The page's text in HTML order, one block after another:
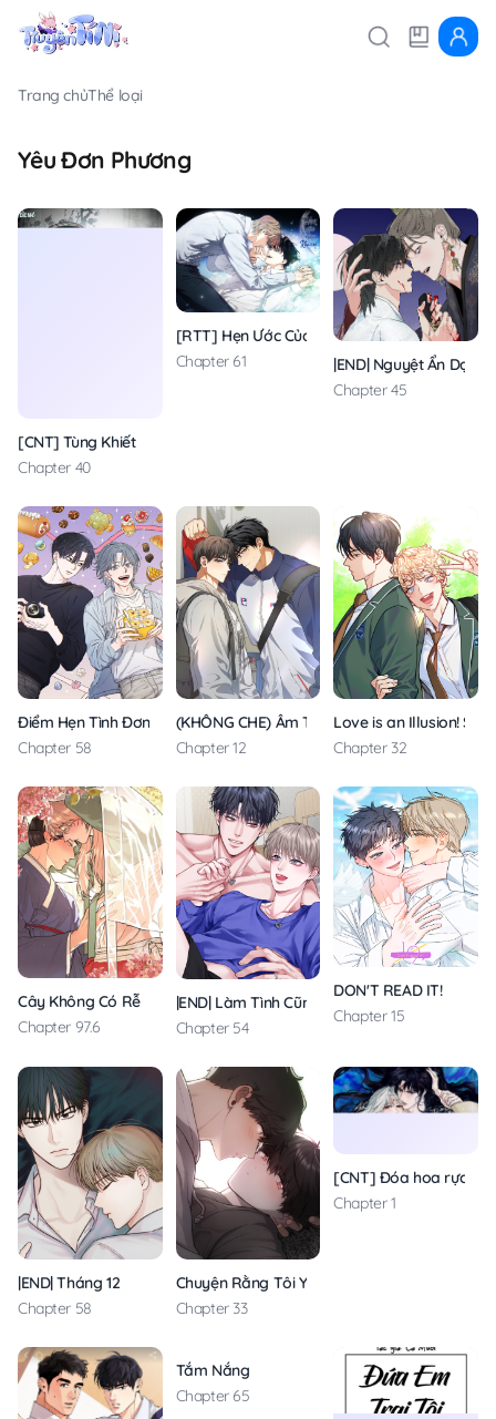
Trang chủThể loại
Yêu Đơn Phương
[CNT] Tùng Khiết
Chapter 40
[RTT] Hẹn Ước Của KiWon
Chapter 61
|END| Nguyệt Ẩn Dạ
Chapter 45
Điểm Hẹn Tình Đơn Phương
Chapter 58
(KHÔNG CHE) Âm Thầm Tuổi Đôi Mươi
Chapter 12
Love is an Illusion!
Chapter 32
Cây Không Có Rễ
Chapter 97.6
|END| Làm Tình Cũng Cần Luyện Tập Nữa Sao
Chapter 54
DON'T READ IT!
Chapter 15
|END| Tháng 12
Chapter 58
Chuyện Rằng Tôi Yêu Cậu
Chapter 33
[CNT] Đóa hoa rực lửa
Chapter 1
Tắm Nắng
Chapter 65